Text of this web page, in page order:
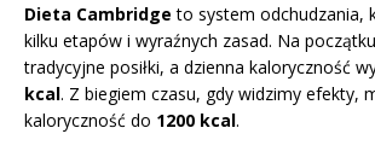
Dieta Cambridge to system odchudzania,
kilku etapów i wyraźnych zasad. Na
tradycyjne posiłki, a dzienna kaloryczność
kcal. Z biegiem czasu, gdy widzimy efekty,
kaloryczność do 1200 kcal.